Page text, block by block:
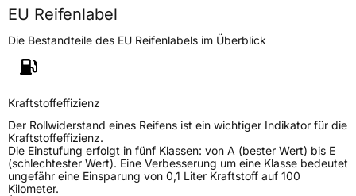
EU Reifenlabel
Die Bestandteile des EU Reifenlabels im Überblick
Kraftstoffeffizienz
Der Rollwiderstand eines Reifens ist ein wichtiger Indikator für die
Kraftstoffeffizienz.
Die Einstufung erfolgt in fünf Klassen: von A (bester Wert) bis E
(schlechtester Wert). Eine Verbesserung um eine Klasse bedeutet
ungefähr eine Einsparung von 0,1 Liter Kraftstoff auf 100
Kilometer.